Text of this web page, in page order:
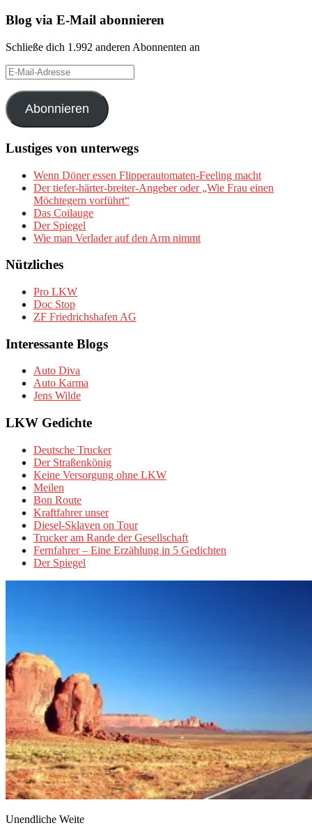
Blog via E-Mail abonnieren
Schließe dich 1.992 anderen Abonnenten an
E-
Mail-
Adresse
Abonnieren
Lustiges von unterwegs
Wenn Döner essen Flipperautomaten-Feeling macht
Der tiefer-härter-breiter-Angeber oder „Wie Frau einen
Möchtegern vorführt“
Das Coilauge
Der Spiegel
Wie man Verlader auf den Arm nimmt
Nützliches
Pro LKW
Doc Stop
ZF Friedrichshafen AG
Interessante Blogs
Auto Diva
Auto Karma
Jens Wilde
LKW Gedichte
Deutsche Trucker
Der Straßenkönig
Keine Versorgung ohne LKW
Meilen
Bon Route
Kraftfahrer unser
Diesel-Sklaven on Tour
Trucker am Rande der Gesellschaft
Fernfahrer – Eine Erzählung in 5 Gedichten
Der Spiegel
Unendliche Weite